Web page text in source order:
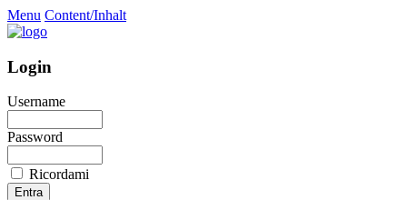
Menu Content/Inhalt
Login
Username
Password
Ricordami